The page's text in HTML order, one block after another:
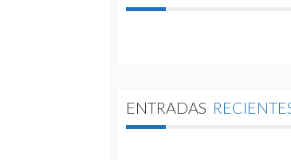
ENTRADAS